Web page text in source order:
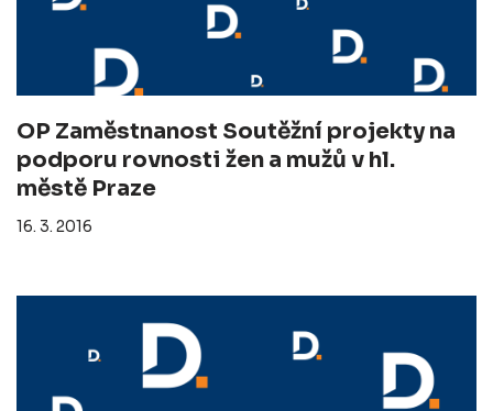
OP Zaměstnanost Soutěžní projekty na
podporu rovnosti žen a mužů v hl.
městě Praze
16. 3. 2016